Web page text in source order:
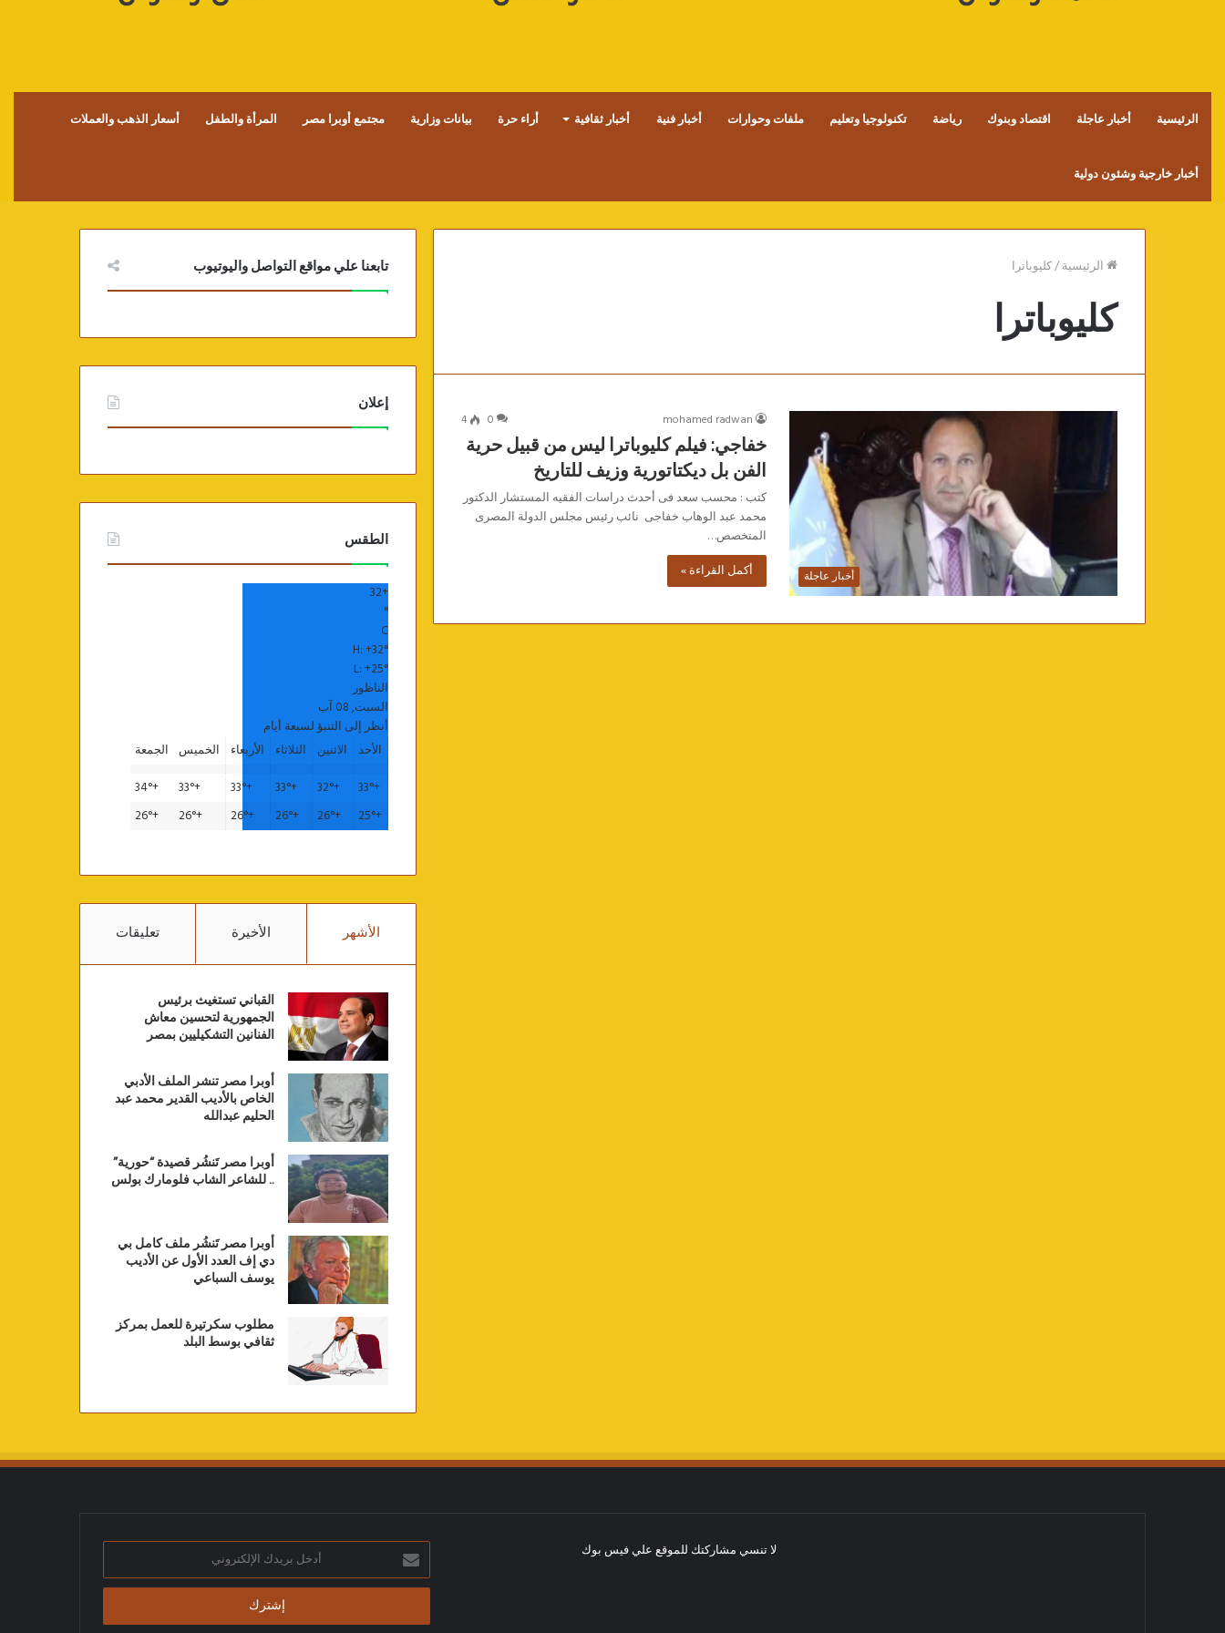
الرئيسية أخبار عاجلة اقتصاد وبنوك رياضة تكنولوجيا وتعليم ملفات وحوارات أخبار فنية أخبار ثقافية أراء حرة بيانات وزارية مجتمع أوبرا مصر المرأة والطفل أسعار الذهب والعملات
أخبار خارجية وشئون دولية
الرئيسية/كليوباترا
كليوباترا
أخبار عاجلة
mohamed radwan
0
4
خفاجي: فيلم كليوباترا ليس من قبيل حرية
الفن بل ديكتاتورية وزيف للتاريخ
كتب : محسب سعد فى أحدث دراسات الفقيه المستشار الدكتور
محمد عبد الوهاب خفاجى نائب رئيس مجلس الدولة المصرى
المتخصص…
أكمل القراءة »
تابعنا علي مواقع التواصل واليوتيوب
إعلان
الطقس
+
32
°
C
H:+32°
L:+25°
الناظور
السبت, 08 آب
أنظر إلى التنبؤ لسبعة أيام
الأحد
الاثنين الثلاثاء الأربعاء الخميس الجمعة
+
33°
+
32°
+
33°
+
33°
+
33°
+
34°
+
25°
+
26°
+
26°
+
26°
+
26°
+
26°
الأشهر الأخيرة تعليقات
القباني تستغيث برئيس
الجمهورية لتحسين معاش
الفنانين التشكيليين بمصر
أوبرا مصر تنشر الملف الأدبي
الخاص بالأديب القدير محمد عبد
الحليم عبدالله
أوبرا مصر تَنشُر قصيدة “حورية”
.. للشاعر الشاب فلومارك بولس
أوبرا مصر تَنشُر ملف كامل بي
دي إف العدد الأول عن الأديب
يوسف السباعي
مطلوب سكرتيرة للعمل بمركز
ثقافي بوسط البلد
لا تنسي مشاركتك للموقع علي فيس بوك
أدخل
بريدك
الإلكتروني